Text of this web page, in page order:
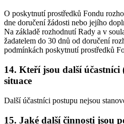
O poskytnutí prostředků Fondu
dne doručení žádosti nebo jejího
Na základě rozhodnutí Rady a v
žadatelem do 30 dnů od doručení
podmínkách poskytnutí prostředků
14. Kteří jsou další účastníci
situace
Další účastníci postupu nejsou
15. Jaké další činnosti jsou